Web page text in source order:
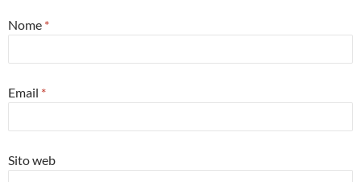
Nome *
Email *
Sito web